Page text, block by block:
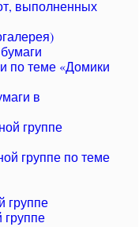
выполненных
по теме «Домики
в
группе
группе по теме
группе
группе